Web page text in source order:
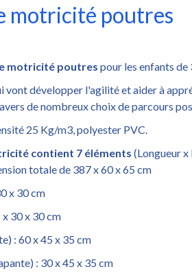
motricité poutres
motricité poutres pour les enfants de
vont développer l'agilité et aider à
de nombreux choix de parcours
25 Kg/m3, polyester PVC.
contient 7 éléments (Longueur x
totale de 387 x 60 x 65 cm
x 30 cm
30 x 30 cm
: 60 x 45 x 35 cm
: 30 x 45 x 35 cm